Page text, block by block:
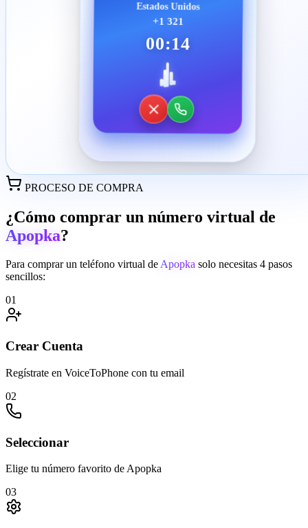
Estados Unidos
+1 321
00:14
PROCESO DE COMPRA
¿Cómo comprar un número virtual de
Apopka?
Para comprar un teléfono virtual deApopka solo necesitas 4 pasos
sencillos:
01
Crear Cuenta
Regístrate en VoiceToPhone con tu email
02
Seleccionar
Elige tu número favorito de Apopka
03